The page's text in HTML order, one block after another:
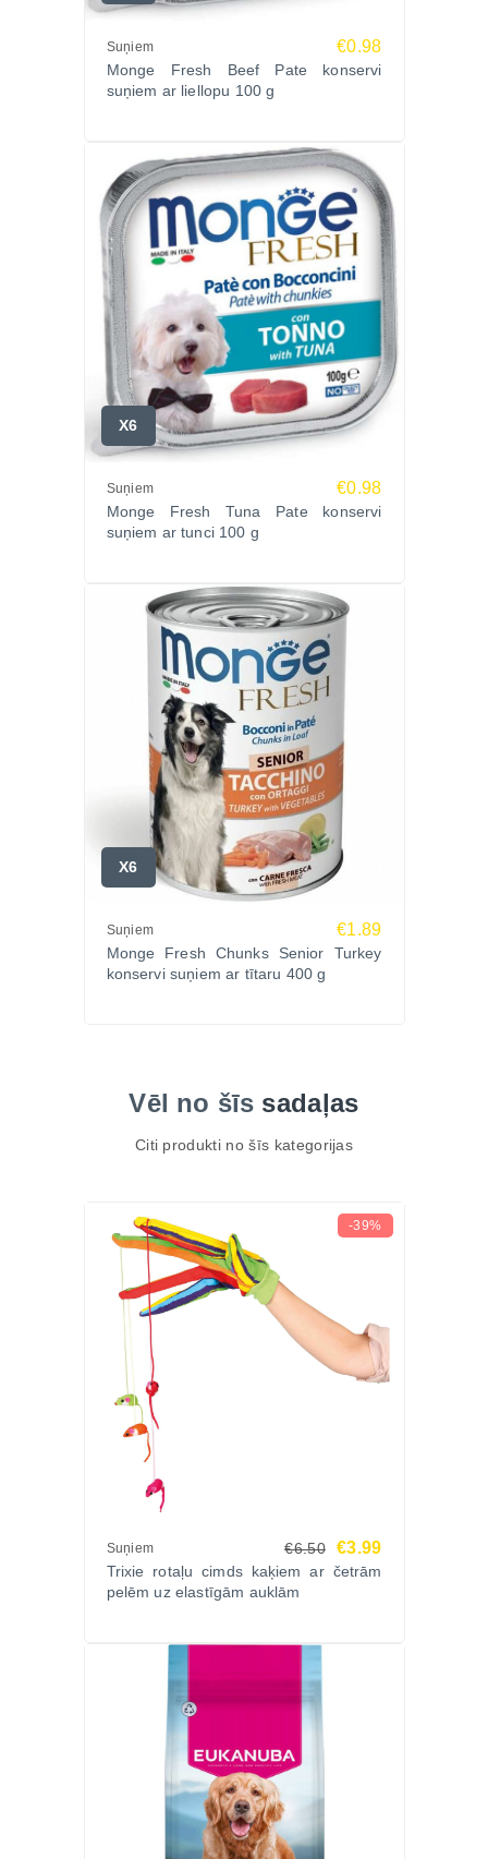
Suņiem €0.98
Monge Fresh Beef Pate konservi
suņiem ar liellopu 100 g
X6
Suņiem €0.98
Monge Fresh Tuna Pate konservi
suņiem ar tunci 100 g
X6
Suņiem €1.89
Monge Fresh Chunks Senior Turkey
konservi suņiem ar tītaru 400 g
Vēl no šīs sadaļas
Citi produkti no šīs kategorijas
-39%
Suņiem €6.50 €3.99
Trixie rotaļu cimds kaķiem ar četrām
pelēm uz elastīgām auklām